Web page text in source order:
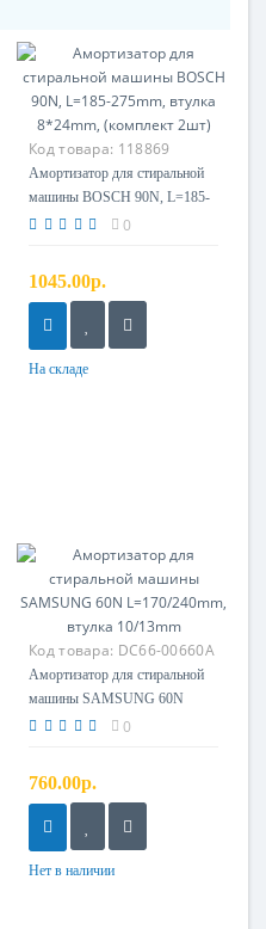
Код товара: 118869
Амортизатор для стиральной
машины BOSCH 90N, L=185-
275mm, втулка 8*24mm,
0
1045.00р.
На складе
Код товара: DC66-00660A
Амортизатор для стиральной
машины SAMSUNG 60N
L=170/240mm, втулка 10/13mm
0
760.00р.
Нет в наличии